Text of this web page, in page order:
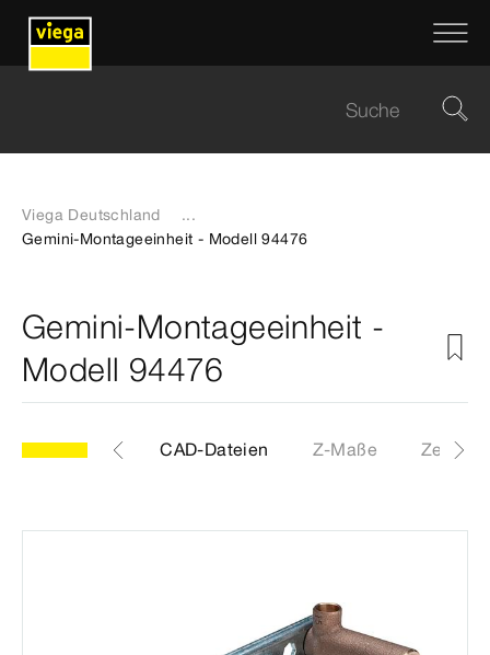
Viega Deutschland
...
Gemini-Montageeinheit - Modell 94476
Gemini-Montageeinheit -
Modell 94476
Etiketten CAD-Dateien Z-Maße